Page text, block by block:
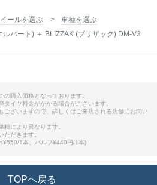
ールを選ぶ
車種を選ぶ
ルバート) ＋ BLIZZAK (ブリザック) DM-V3
の購入価格となっております。
イヤ料金がかかる場合がございます。
ございますので、詳しくはご来店される店舗にお問い
種により異なります。
だきます。
1本、バルブ¥440円/1本)
TOPへ戻る